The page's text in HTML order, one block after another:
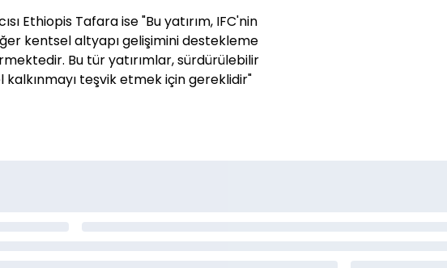
Ethiopis Tafara ise "Bu yatırım, IFC'nin
kentsel altyapı gelişimini destekleme
Bu tür yatırımlar, sürdürülebilir
teşvik etmek için gereklidir"